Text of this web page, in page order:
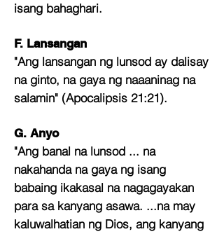
isang bahaghari.
F. Lansangan
"Ang lansangan ng lunsod ay dalisay
na ginto, na gaya ng naaaninag na
salamin" (Apocalipsis 21:21).
G. Anyo
"Ang banal na lunsod ... na
nakahanda na gaya ng isang
babaing ikakasal na nagagayakan
para sa kanyang asawa. ...na may
kaluwalhatian ng Dios, ang kanyang